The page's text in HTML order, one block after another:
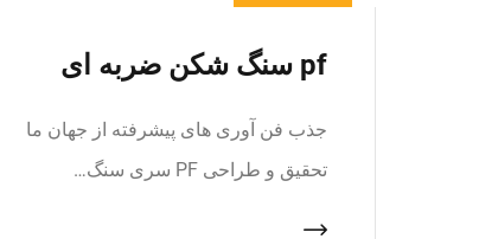
pf سنگ شکن ضربه ای
جذب فن آوری های پیشرفته از جهان ما
تحقیق و طراحی PF سری سنگ…